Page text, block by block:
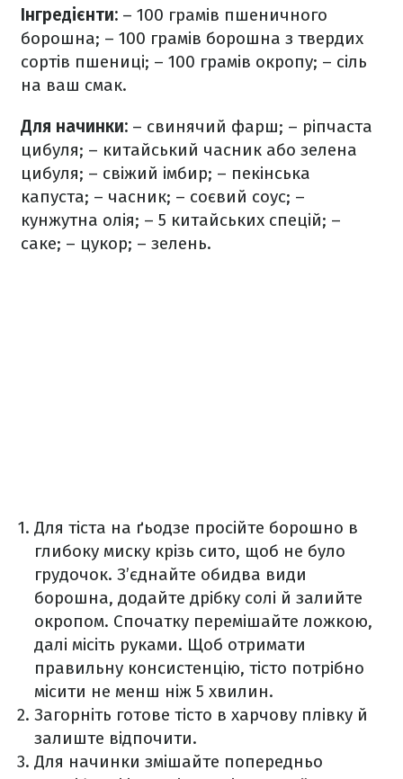
Інгредієнти: – 100 грамів пшеничного
борошна; – 100 грамів борошна з твердих
сортів пшениці; – 100 грамів окропу; – сіль
на ваш смак.
Для начинки: – свинячий фарш; – ріпчаста
цибуля; – китайський часник або зелена
цибуля; – свіжий імбир; – пекінська
капуста; – часник; – соєвий соус; –
кунжутна олія; – 5 китайських спецій; –
саке; – цукор; – зелень.
Для тіста на ґьодзе просійте борошно в
глибоку миску крізь сито, щоб не було
грудочок. З’єднайте обидва види
борошна, додайте дрібку солі й залийте
окропом. Спочатку перемішайте ложкою,
далі місіть руками. Щоб отримати
правильну консистенцію, тісто потрібно
місити не менш ніж 5 хвилин.
Загорніть готове тісто в харчову плівку й
залиште відпочити.
Для начинки змішайте попередньо